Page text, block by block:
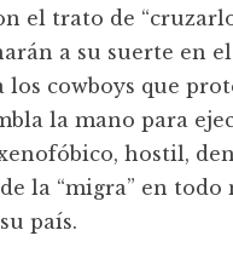
el trato de
a su suerte en
cowboys que
la mano para
hostil,
la “migra” en
país.